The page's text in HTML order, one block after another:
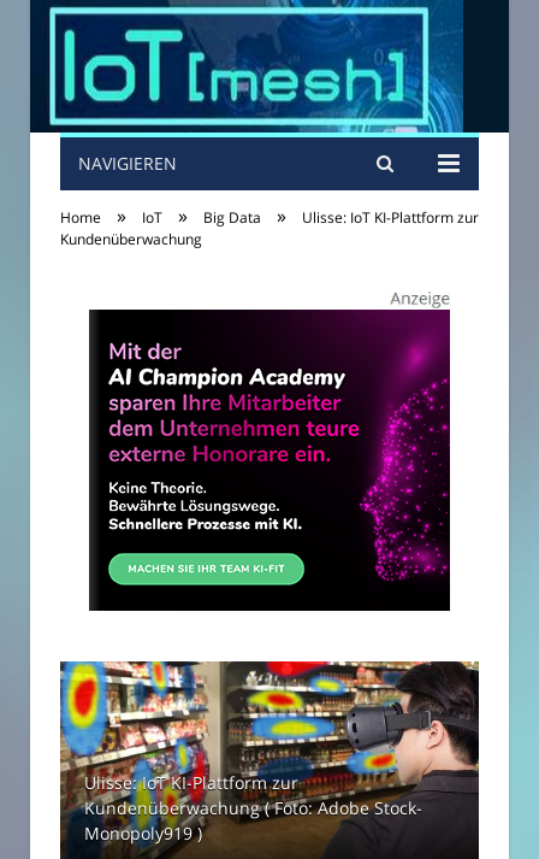
NAVIGIEREN
Home » IoT » Big Data »
Ulisse: IoT KI-Plattform zur
Kundenüberwachung
Ulisse: IoT KI-Plattform zur
Kundenüberwachung ( Foto: Adobe Stock-
Monopoly919 )